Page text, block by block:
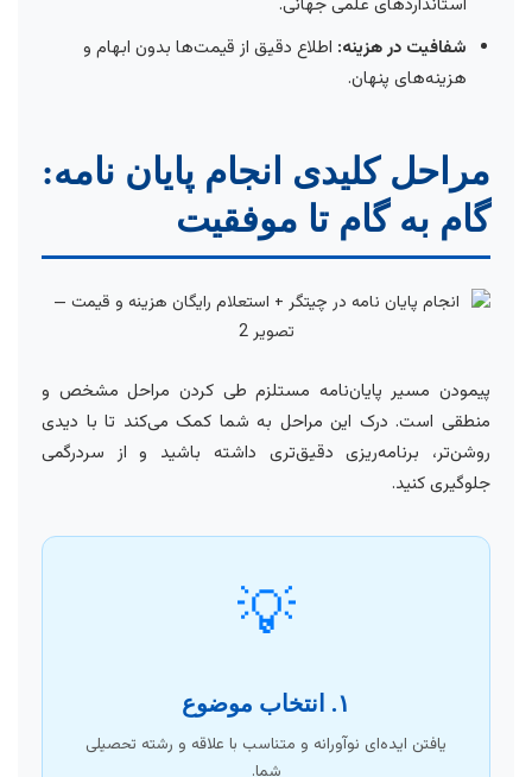
شفافیت در هزینه: اطلاع دقیق از قیمت‌ها بدون ابهام و
هزینه‌های پنهان.
مراحل کلیدی انجام پایان نامه:
گام به گام تا موفقیت
پیمودن مسیر پایان‌نامه مستلزم طی کردن مراحل مشخص و
منطقی است. درک این مراحل به شما کمک می‌کند تا با دیدی
روشن‌تر، برنامه‌ریزی دقیق‌تری داشته باشید و از سردرگمی
جلوگیری کنید.
💡
۱. انتخاب موضوع
یافتن ایده‌ای نوآورانه و متناسب با علاقه و رشته تحصیلی
شما.